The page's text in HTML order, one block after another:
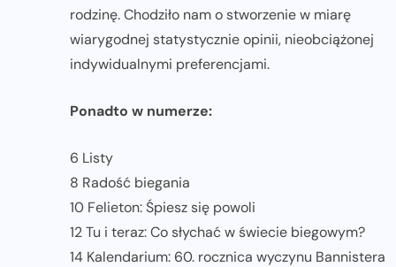
rodzinę. Chodziło nam o stworzenie w miarę
wiarygodnej statystycznie opinii, nieobciążonej
indywidualnymi preferencjami.
Ponadto w numerze:
6 Listy
8 Radość biegania
10 Felieton: Śpiesz się powoli
12 Tu i teraz: Co słychać w świecie biegowym?
14 Kalendarium: 60. rocznica wyczynu Bannistera